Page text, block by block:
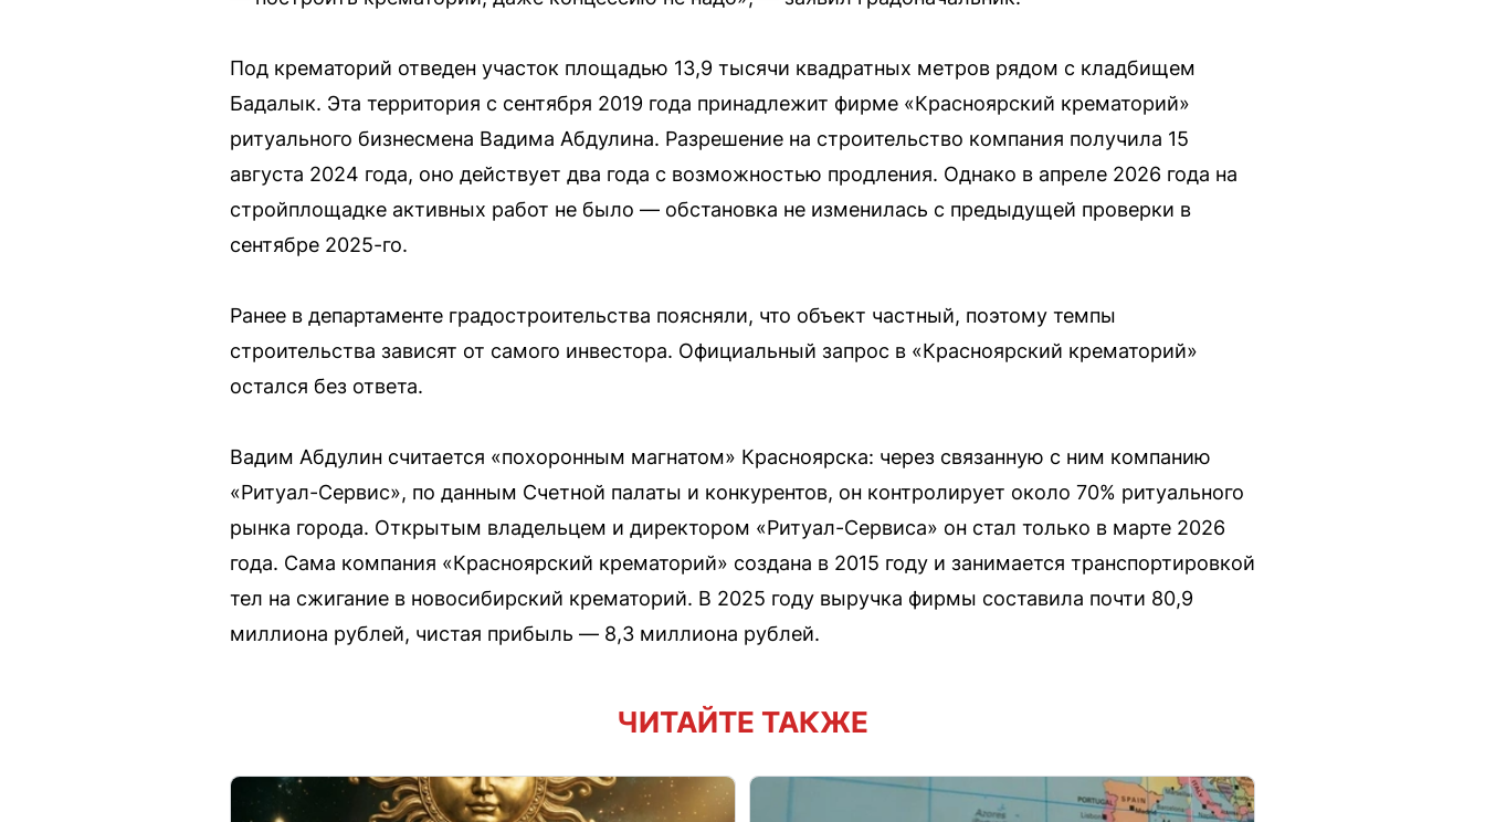
Под крематорий отведен участок площадью 13,9 тысячи квадратных метров рядом с кладбищем
Бадалык. Эта территория с сентября 2019 года принадлежит фирме «Красноярский крематорий»
ритуального бизнесмена Вадима Абдулина. Разрешение на строительство компания получила 15
августа 2024 года, оно действует два года с возможностью продления. Однако в апреле 2026 года на
стройплощадке активных работ не было — обстановка не изменилась с предыдущей проверки в
сентябре 2025-го.
Ранее в департаменте градостроительства поясняли, что объект частный, поэтому темпы
строительства зависят от самого инвестора. Официальный запрос в «Красноярский крематорий»
остался без ответа.
Вадим Абдулин считается «похоронным магнатом» Красноярска: через связанную с ним компанию
«Ритуал-Сервис», по данным Счетной палаты и конкурентов, он контролирует около 70% ритуального
рынка города. Открытым владельцем и директором «Ритуал-Сервиса» он стал только в марте 2026
года. Сама компания «Красноярский крематорий» создана в 2015 году и занимается транспортировкой
тел на сжигание в новосибирский крематорий. В 2025 году выручка фирмы составила почти 80,9
миллиона рублей, чистая прибыль — 8,3 миллиона рублей.
ЧИТАЙТЕ ТАКЖЕ